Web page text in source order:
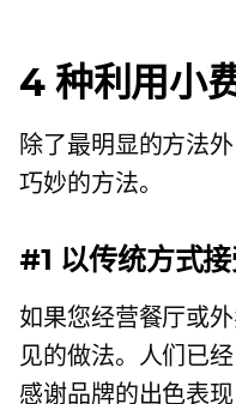
4 种利用小
除了最明显的方法
巧妙的方法。
#1 以传统方式
如果您经营餐厅或
见的做法。人们已
感谢品牌的出色表